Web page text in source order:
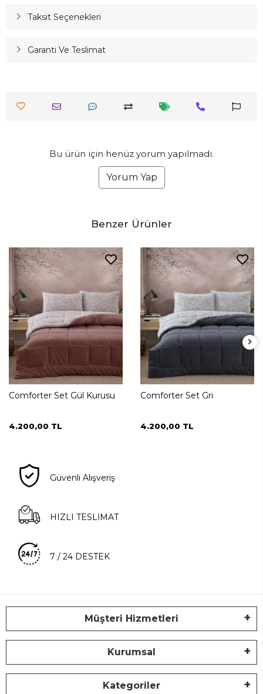
Taksit Seçenekleri
Garanti Ve Teslimat
Bu ürün için henüz yorum yapılmadı.
Yorum Yap
Benzer Ürünler
Comforter Set Gül Kurusu
4.200,00 TL
Comforter Set Gri
4.200,00 TL
Güvenli Alışveriş
HIZLI TESLİMAT
7 / 24 DESTEK
Müşteri Hizmetleri
Kurumsal
Kategoriler